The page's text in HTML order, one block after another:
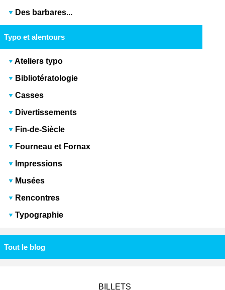
Des barbares...
Typo et alentours
Ateliers typo
Bibliotératologie
Casses
Divertissements
Fin-de-Siècle
Fourneau et Fornax
Impressions
Musées
Rencontres
Typographie
Tout le blog
BILLETS